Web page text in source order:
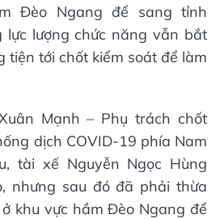
Đèo Ngang để sang tỉnh
lực lượng chức năng vẫn bắt
tiện tới chốt kiểm soát để làm
Mạnh – Phụ trách chốt
dịch COVID-19 phía Nam
tài xế Nguyễn Ngọc Hùng
nhưng sau đó đã phải thừa
khu vực hầm Đèo Ngang để